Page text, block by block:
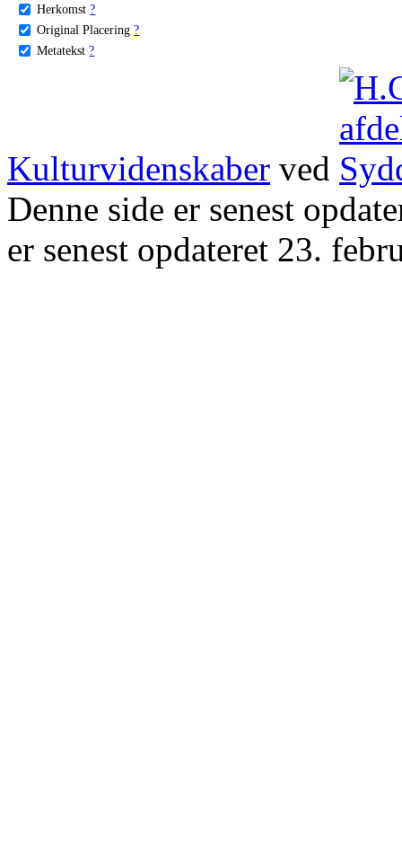
Herkomst ?
Original Placering ?
Metatekst ?
Kulturvidenskaber ved
Denne side er senest
er senest opdateret 23.